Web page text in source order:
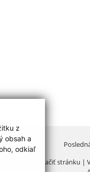
z
obsah a
odkiaľ
Vytlačiť stránku |